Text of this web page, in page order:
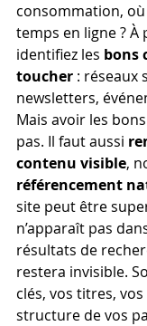
consommation,
temps en ligne ? À
identifiez les bons
toucher : réseaux
newsletters,
Mais avoir les
pas. Il faut aussi
contenu visible,
référencement
site peut être
n’apparaît pas
résultats de
restera invisible.
clés, vos titres, vos
structure de vos